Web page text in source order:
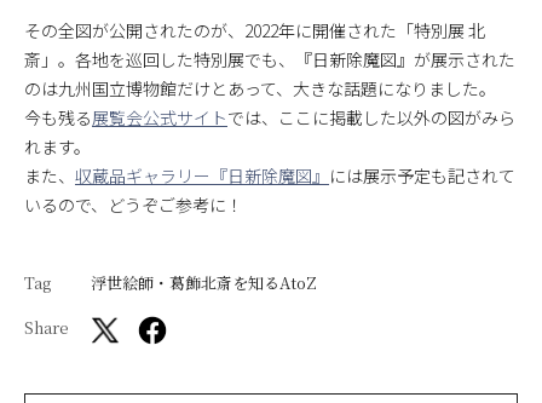
その全図が公開されたのが、2022年に開催された「特別展 北
斎」。各地を巡回した特別展でも、『日新除魔図』が展示された
のは九州国立博物館だけとあって、大きな話題になりました。
今も残る展覧会公式サイトでは、ここに掲載した以外の図がみら
れます。
また、 収蔵品ギャラリー『日新除魔図』 には展示予定も記されて
いるので、どうぞご参考に！
Tag
浮世絵師・葛飾北斎を知るAtoZ
Share